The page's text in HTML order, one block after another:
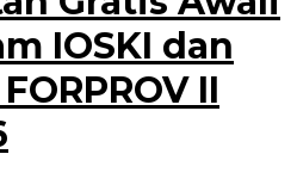
IOSKI dan
II